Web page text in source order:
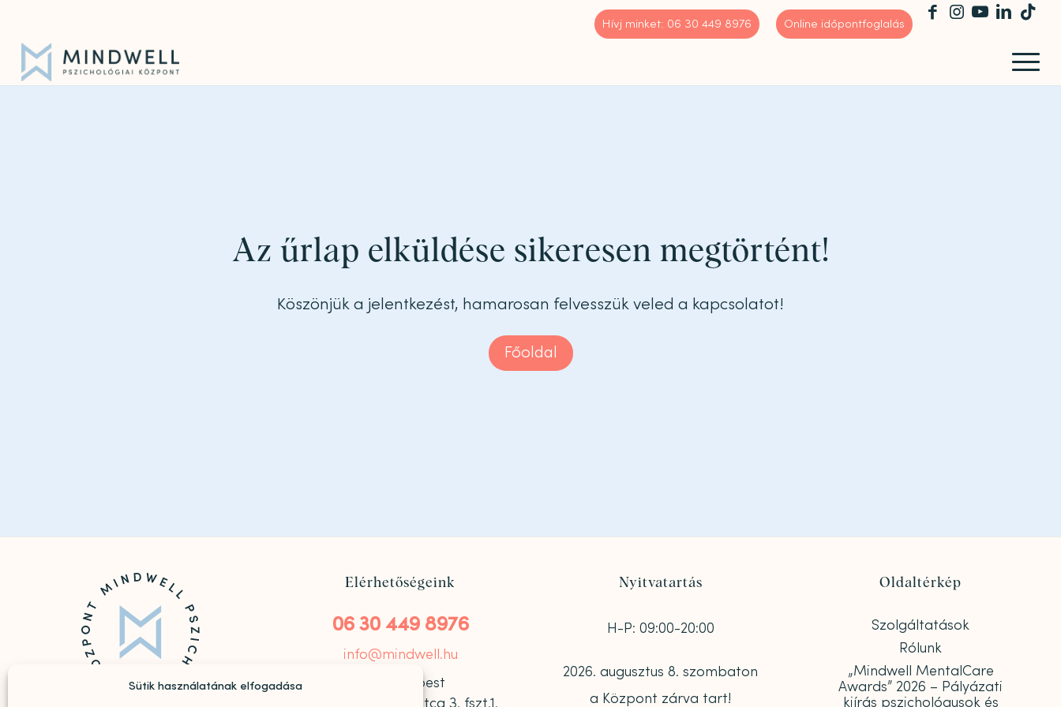
Sütik használatának elfogadása
Hívj minket: 06 30 449 8976 Online időpontfoglalás
Az űrlap elküldése sikeresen megtörtént!
Köszönjük a jelentkezést, hamarosan felvesszük veled a kapcsolatot!
Főoldal
Elérhetőségeink
06 30 449 8976
info@mindwell.hu
1122 Budapest
Goldmark Károly utca 3. fszt.1.
Nyitvatartás
H-P: 09:00-20:00
2026. augusztus 8. szombaton
a Központ zárva tart!
Oldaltérkép
Szolgáltatások
Rólunk
„Mindwell MentalCare
Awards” 2026 – Pályázati
kiírás pszichológusok és